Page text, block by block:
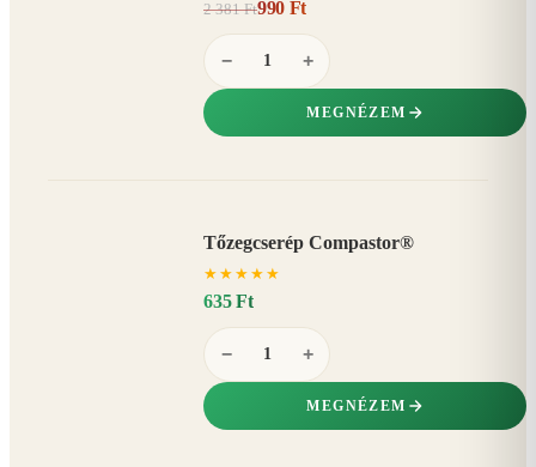
2 381 Ft990 Ft
− +
MEGNÉZEM
Tőzegcserép Compastor®
★ ★ ★ ★ ★
635 Ft
− +
MEGNÉZEM